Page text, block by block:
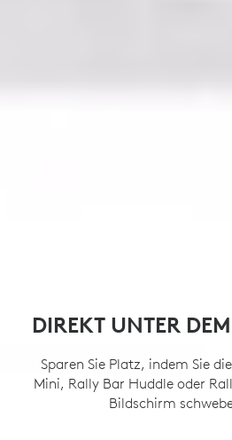
DIREKT UNTER
Sparen Sie Platz, indem Sie
Mini, Rally Bar Huddle oder
Bildschirm